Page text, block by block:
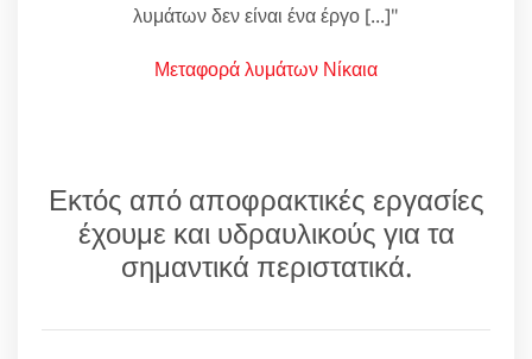
λυμάτων δεν είναι ένα έργο [...]"
Μεταφορά λυμάτων Νίκαια
Εκτός από αποφρακτικές εργασίες
έχουμε και υδραυλικούς για τα
σημαντικά περιστατικά.